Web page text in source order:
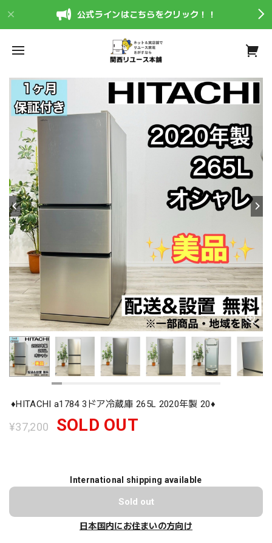
公式ラインはこちらをクリック！！
♦️HITACHI a1784 3ドア冷蔵庫 265L 2020年製 20♦️
¥37,200 SOLD OUT
International shipping available
Sold out
日本国内にお住まいの方向け